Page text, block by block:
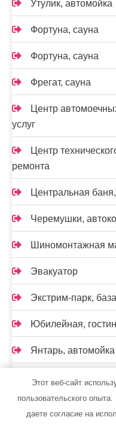
Утулик, автомойка
Фортуна, сауна
Фортуна, сауна
Фрегат, сауна
Центр
услуг
Центр
ремонта
Центральная
Черемушки,
Шиномонтажная
Эвакуатор
Экстрим-парк,
Юбилейная,
Янтарь, автомойка
Янтарь, автомойка
Этот веб-сайт
пользовательского
даете согласие на